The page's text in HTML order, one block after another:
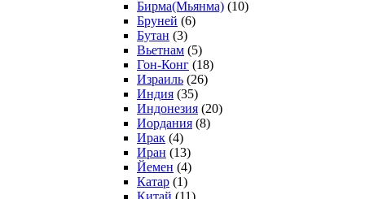
Бирма(Мьянма) (10)
Бруней (6)
Бутан (3)
Вьетнам (5)
Гон-Конг (18)
Израиль (26)
Индия (35)
Индонезия (20)
Иордания (8)
Ирак (4)
Иран (13)
Йемен (4)
Катар (1)
Китай (11)